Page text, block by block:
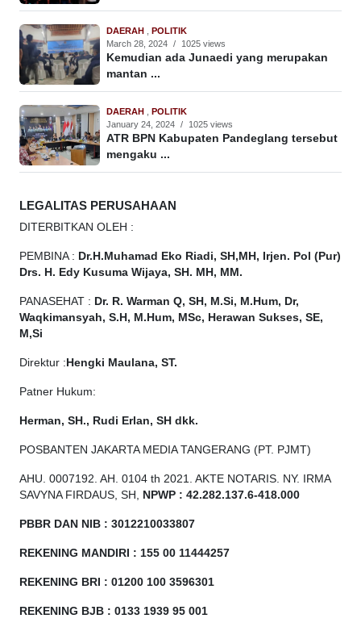
DAERAH
POLITIK
March 28, 2024 / 1025 views
Kemudian ada Junaedi yang merupakan
mantan ...
DAERAH
POLITIK
January 24, 2024 / 1025 views
ATR BPN Kabupaten Pandeglang tersebut
mengaku ...
LEGALITAS PERUSAHAAN
DITERBITKAN OLEH :
PEMBINA : Dr.H.Muhamad Eko Riadi, SH,MH, Irjen. Pol (Pur)
Drs. H. Edy Kusuma Wijaya, SH. MH, MM.
PANASEHAT : Dr. R. Warman Q, SH, M.Si, M.Hum, Dr,
Waqkimansyah, S.H, M.Hum, MSc, Herawan Sukses, SE,
M,Si
Direktur :Hengki Maulana, ST.
Patner Hukum:
Herman, SH., Rudi Erlan, SH dkk.
POSBANTEN JAKARTA MEDIA TANGERANG (PT. PJMT)
AHU. 0007192. AH. 0104 th 2021. AKTE NOTARIS. NY. IRMA
SAVYNA FIRDAUS, SH, NPWP : 42.282.137.6-418.000
PBBR DAN NIB : 3012210033807
REKENING MANDIRI : 155 00 11444257
REKENING BRI : 01200 100 3596301
REKENING BJB : 0133 1939 95 001